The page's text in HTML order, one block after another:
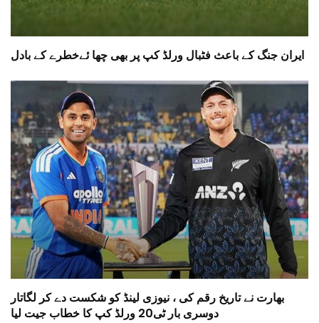
ایران جنگ کے باعث فٹبال ورلڈ کپ پر بھی چھا ئےخطرے کے بادل
بھارت نے تاریخ رقم کی ، نیوزی لینڈ کو شکست دے کر لگاتار
دوسری بار ٹی20 ورلڈ کپ کا خطاب جیت لیا